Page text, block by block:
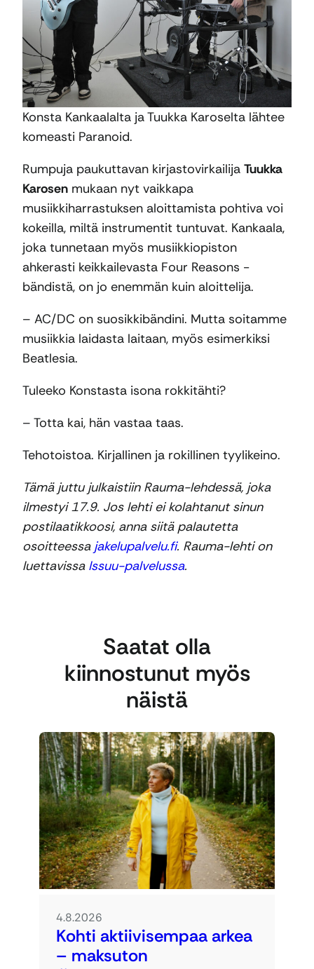
Konsta Kankaalalta ja Tuukka Karoselta lähtee
komeasti Paranoid.
Rumpuja paukuttavan kirjastovirkailija Tuukka
Karosen mukaan nyt vaikkapa
musiikkiharrastuksen aloittamista pohtiva voi
kokeilla, miltä instrumentit tuntuvat. Kankaala,
joka tunnetaan myös musiikkiopiston
ahkerasti keikkailevasta Four Reasons -
bändistä, on jo enemmän kuin aloittelija.
– AC/DC on suosikkibändini. Mutta soitamme
musiikkia laidasta laitaan, myös esimerkiksi
Beatlesia.
Tuleeko Konstasta isona rokkitähti?
– Totta kai, hän vastaa taas.
Tehotoistoa. Kirjallinen ja rokillinen tyylikeino.
Tämä juttu julkaistiin Rauma-lehdessä, joka
ilmestyi 17.9. Jos lehti ei kolahtanut sinun
postilaatikkoosi, anna siitä palautetta
osoitteessa jakelupalvelu.fi. Rauma-lehti on
luettavissa Issuu-palvelussa.
Saatat olla
kiinnostunut myös
näistä
4.8.2026
Kohti aktiivisempaa arkea
– maksuton